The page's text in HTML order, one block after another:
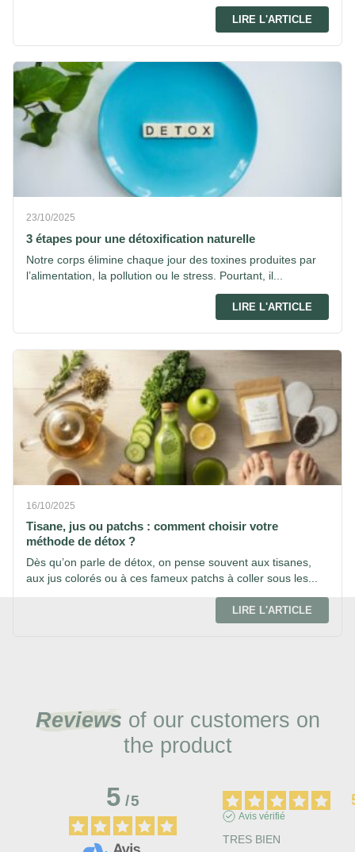
LIRE L'ARTICLE
23/10/2025
3 étapes pour une détoxification naturelle
Notre corps élimine chaque jour des toxines produites par
l’alimentation, la pollution ou le stress. Pourtant, il...
LIRE L'ARTICLE
16/10/2025
Tisane, jus ou patchs : comment choisir votre
méthode de détox ?
Dès qu’on parle de détox, on pense souvent aux tisanes,
aux jus colorés ou à ces fameux patchs à coller sous les...
LIRE L'ARTICLE
Reviews of our customers on
the product
5/5
Avis vérifié
TRES BIEN